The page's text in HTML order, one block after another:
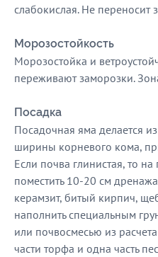
слабокислая. Не переносит
Морозостойкость
Морозостойка и
переживают заморозки.
Посадка
Посадочная яма делается
ширины корневого кома,
Если почва глинистая, то
поместить 10-20 см
керамзит, битый кирпич,
наполнить специальным
или почвосмесью из
части торфа и одна часть